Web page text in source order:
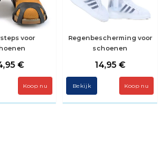
voor
€
Koop nu
Regenbescherming voor
schoenen
14,95 €
Bekijk Koop nu